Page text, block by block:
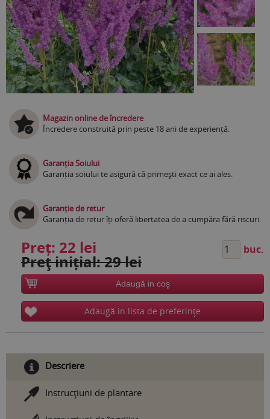
Magazin online de încredere
Încredere construită prin peste 18 ani de experiență.
Garanția Soiului
Garanția soiului te asigură că primești exact ce ai ales.
Garanție de retur
Garanția de retur îți oferă libertatea de a cumpăra fără riscuri.
Preț: 22 lei
Preţ inițial: 29 lei
buc.
Adaugă in coş
Adaugă in lista de preferinţe
Descriere
Instrucţiuni de plantare